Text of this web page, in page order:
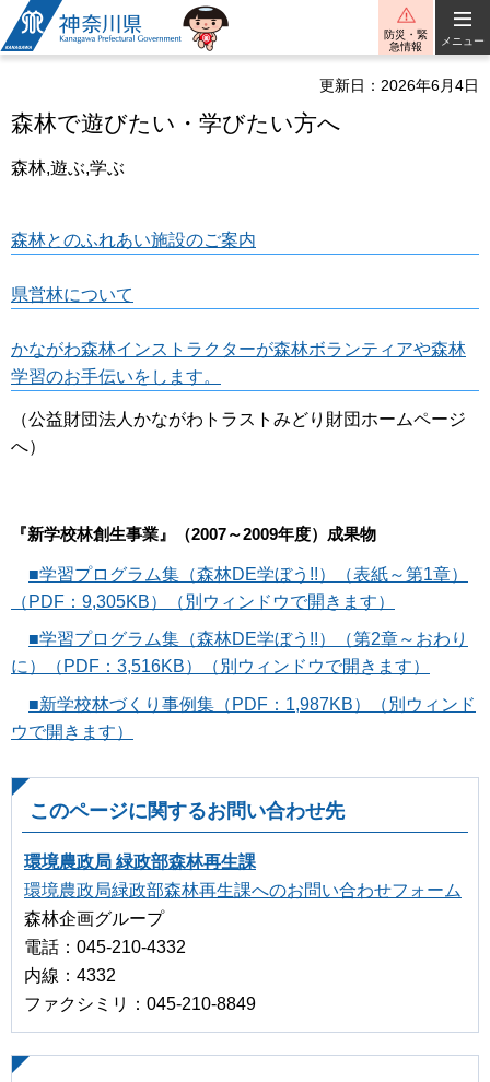
神奈川県
防災・緊
急情報
メニュー
更新日：2026年6月4日
森林で遊びたい・学びたい方へ
森林,遊ぶ,学ぶ
森林とのふれあい施設のご案内
県営林について
かながわ森林インストラクターが森林ボランティアや森林
学習のお手伝いをします。
（公益財団法人かながわトラストみどり財団ホームページ
へ）
『新学校林創生事業』（2007～2009年度）成果物
■学習プログラム集（森林DE学ぼう!!）（表紙～第1章）
（PDF：9,305KB）（別ウィンドウで開きます）
■学習プログラム集（森林DE学ぼう!!）（第2章～おわり
に）（PDF：3,516KB）（別ウィンドウで開きます）
■新学校林づくり事例集（PDF：1,987KB）（別ウィンド
ウで開きます）
このページに関するお問い合わせ先
環境農政局 緑政部森林再生課
環境農政局緑政部森林再生課へのお問い合わせフォーム
森林企画グループ
電話：045-210-4332
内線：4332
ファクシミリ：045-210-8849